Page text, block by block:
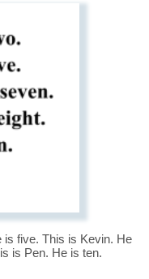
is five. This is Kevin. He
is Pen. He is ten.